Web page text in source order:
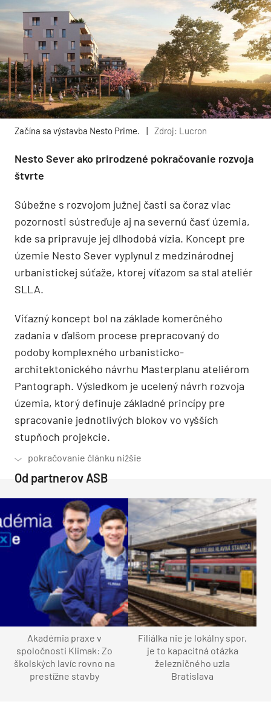
Začína sa výstavba Nesto Prime. | Zdroj: Lucron
Nesto Sever ako prirodzené pokračovanie rozvoja
štvrte
Súbežne s rozvojom južnej časti sa čoraz viac
pozornosti sústreďuje aj na severnú časť územia,
kde sa pripravuje jej dlhodobá vízia. Koncept pre
územie Nesto Sever vyplynul z medzinárodnej
urbanistickej súťaže, ktorej víťazom sa stal ateliér
SLLA.
Víťazný koncept bol na základe komerčného
zadania v ďalšom procese prepracovaný do
podoby komplexného urbanisticko-
architektonického návrhu Masterplanu ateliérom
Pantograph. Výsledkom je ucelený návrh rozvoja
územia, ktorý definuje základné princípy pre
spracovanie jednotlivých blokov vo vyšších
stupňoch projekcie.
Od partnerov ASB
Akadémia praxe v
spoločnosti Klimak: Zo
školských lavíc rovno na
prestížne stavby
Filiálka nie je lokálny spor,
je to kapacitná otázka
železničného uzla
Bratislava